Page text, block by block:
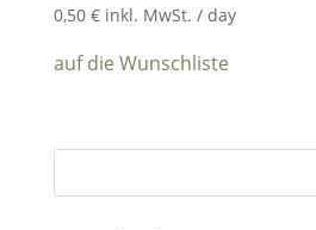
0,50 € inkl. MwSt. / day
auf die Wunschliste